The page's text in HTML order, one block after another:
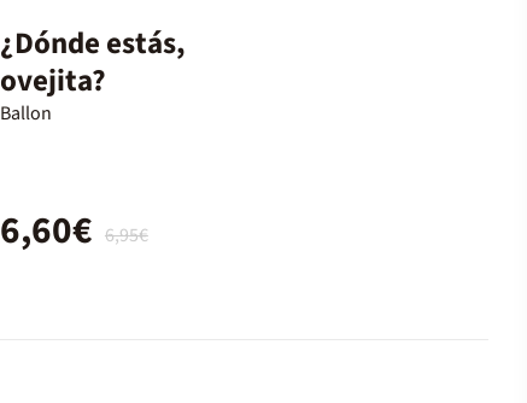
¿Dónde estás,
ovejita?
Ballon
6,95€
6,60€